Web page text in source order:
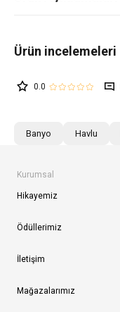
0.0
Banyo Havlu
Kurumsal
Hikayemiz
Ödüllerimiz
İletişim
Mağazalarımız